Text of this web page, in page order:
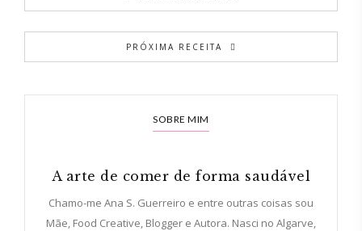
PRÓXIMA RECEITA
SOBRE MIM
A arte de comer de forma saudável
Chamo-me Ana S. Guerreiro e entre outras coisas sou
Mãe, Food Creative, Blogger e Autora. Nasci no Algarve,